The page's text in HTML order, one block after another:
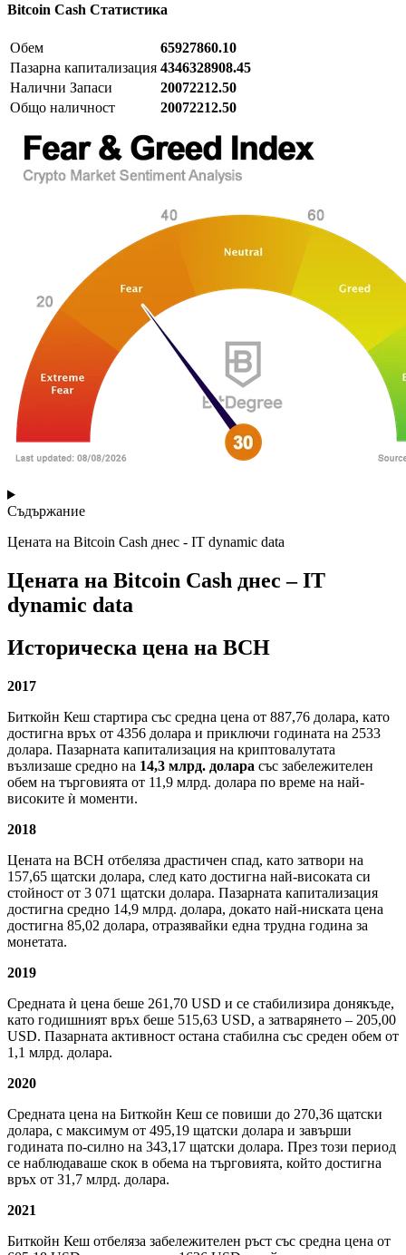
Bitcoin Cash Статистика
Обем
65927860.10
Пазарна капитализация 4346328908.45
Налични Запаси
20072212.50
Общо наличност
20072212.50
Съдържание
Цената на Bitcoin Cash днес - IT dynamic data
Цената на Bitcoin Cash днес – IT
dynamic data
Историческа цена на BCH
2017
Биткойн Кеш стартира със средна цена от 887,76 долара, като
достигна връх от 4356 долара и приключи годината на 2533
долара. Пазарната капитализация на криптовалутата
възлизаше средно на 14,3 млрд. долара със забележителен
обем на търговията от 11,9 млрд. долара по време на най-
високите ѝ моменти.
2018
Цената на BCH отбеляза драстичен спад, като затвори на
157,65 щатски долара, след като достигна най-високата си
стойност от 3 071 щатски долара. Пазарната капитализация
достигна средно 14,9 млрд. долара, докато най-ниската цена
достигна 85,02 долара, отразявайки една трудна година за
монетата.
2019
Средната ѝ цена беше 261,70 USD и се стабилизира донякъде,
като годишният връх беше 515,63 USD, а затварянето – 205,00
USD. Пазарната активност остана стабилна със среден обем от
1,1 млрд. долара.
2020
Средната цена на Биткойн Кеш се повиши до 270,36 щатски
долара, с максимум от 495,19 щатски долара и завърши
годината по-силно на 343,17 щатски долара. През този период
се наблюдаваше скок в обема на търговията, който достигна
връх от 31,7 млрд. долара.
2021
Биткойн Кеш отбеляза забележителен ръст със средна цена от